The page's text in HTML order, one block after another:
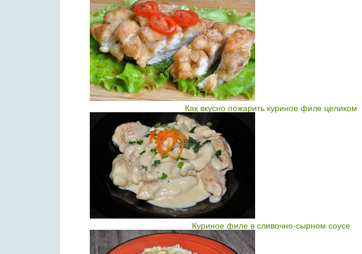
Как вкусно пожарить куриное филе целиком
Куриное филе в сливочно-сырном соусе